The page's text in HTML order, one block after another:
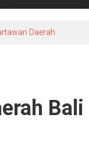
Daerah
Bali